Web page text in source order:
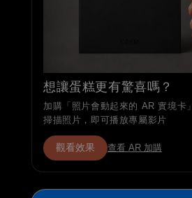
想讓蛋糕更有驚喜嗎？
加購「照片會動起來的 AR 實境卡」
掃描照片，即可播放專屬影片
觀看效果 查看 AR 加購